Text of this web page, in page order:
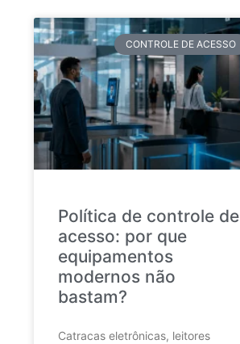
CONTROLE DE ACESSO
Política de controle de
acesso: por que
equipamentos
modernos não
bastam?
Catracas eletrônicas, leitores